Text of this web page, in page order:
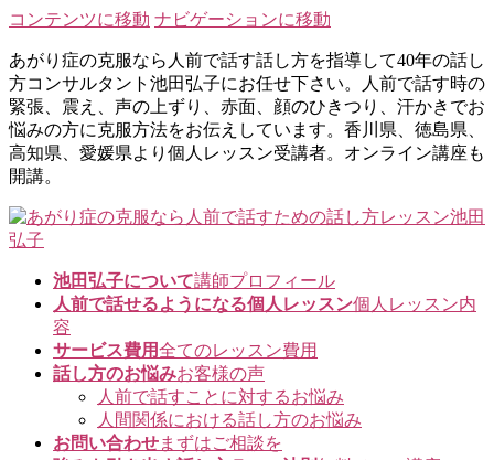
コンテンツに移動 ナビゲーションに移動
あがり症の克服なら人前で話す話し方を指導して40年の話し
方コンサルタント池田弘子にお任せ下さい。人前で話す時の
緊張、震え、声の上ずり、赤面、顔のひきつり、汗かきでお
悩みの方に克服方法をお伝えしています。香川県、徳島県、
高知県、愛媛県より個人レッスン受講者。オンライン講座も
開講。
池田弘子について講師プロフィール
人前で話せるようになる個人レッスン個人レッスン内
容
サービス費用全てのレッスン費用
話し方のお悩みお客様の声
人前で話すことに対するお悩み
人間関係における話し方のお悩み
お問い合わせまずはご相談を